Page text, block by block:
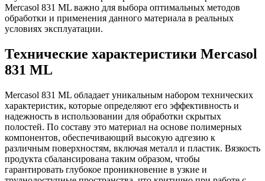
Mercasol 831 ML важно для выбора оптимальных методов
обработки и применения данного материала в реальных
условиях эксплуатации.
Технические характеристики Mercasol
831 ML
Mercasol 831 ML обладает уникальным набором технических
характеристик, которые определяют его эффективность и
надежность в использовании для обработки скрытых
полостей. По составу это материал на основе полимерных
компонентов, обеспечивающий высокую адгезию к
различным поверхностям, включая металл и пластик. Вязкость
продукта сбалансирована таким образом, чтобы
гарантировать глубокое проникновение в узкие и